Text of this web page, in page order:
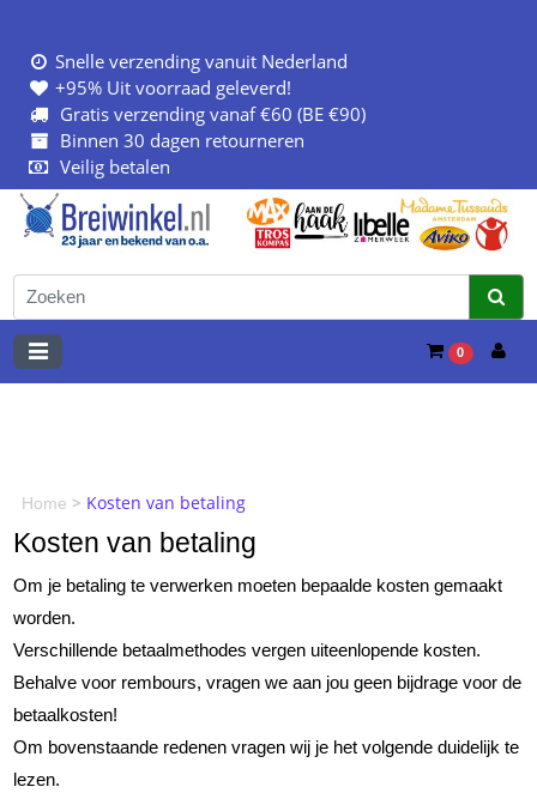
Snelle verzending vanuit Nederland
+95% Uit voorraad geleverd!
Gratis verzending vanaf €60 (BE €90)
Binnen 30 dagen retourneren
Veilig betalen
0
Home > Kosten van betaling
Kosten van betaling
Om je betaling te verwerken moeten bepaalde kosten gemaakt
worden.
Verschillende betaalmethodes vergen uiteenlopende kosten.
Behalve voor rembours, vragen we aan jou geen bijdrage voor de
betaalkosten!
Om bovenstaande redenen vragen wij je het volgende duidelijk te
lezen.